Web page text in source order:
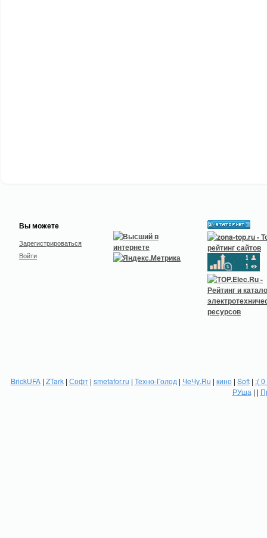
Вы можете
Зарегистрироваться
Войти
BrickUFA| ZTark| Софт| smetafor.ru | Техно-Голод | ЧеЧу.Ru | кино| Soft| :(
РУша | |